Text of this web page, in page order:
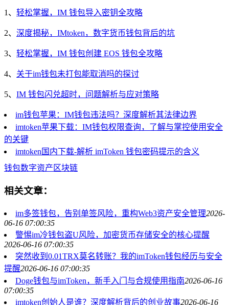
1、 轻松掌握，IM 钱包导入密钥全攻略
2、 深度揭秘，IMtoken，数字货币钱包背后的坑
3、 轻松掌握，IM 钱包创建 EOS 钱包全攻略
4、 关于im钱包未打包能取消吗的探讨
5、 IM 钱包闪兑超时，问题解析与应对策略
im钱包苹果：IM钱包违法吗？深度解析其法律边界
imtoken苹果下载：IM钱包权限查询，了解与掌控使用安全
的关键
imtoken国内下载-解析 imToken 钱包密码提示的含义
钱包数字资产 区块链
相关文章：
im多签钱包，告别单签风险，重构Web3资产安全管理2026-
06-16 07:00:35
警惕im冷钱包盗U风险，加密货币存储安全的核心提醒
2026-06-16 07:00:35
突然收到0.01TRX莫名转账？我的imToken钱包经历与安全
提醒2026-06-16 07:00:35
Doge钱包与imToken，新手入门与合规使用指南2026-06-16
07:00:35
imtoken创始人是谁？深度解析背后的创业故事2026-06-16